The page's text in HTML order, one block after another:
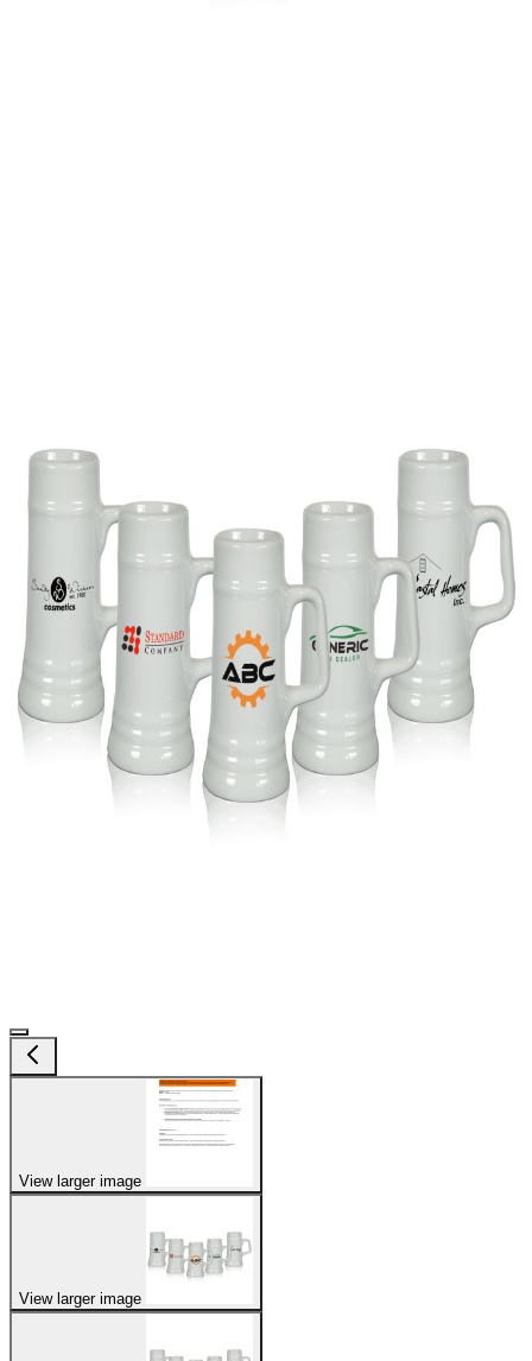
View larger image
View larger image